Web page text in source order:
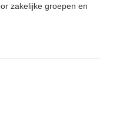
zakelijke groepen en